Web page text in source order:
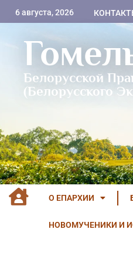
6 августа, 2026
Белорусской
(Белорусского
О ЕПАРХИИ
НОВОМУЧЕНИКИ И